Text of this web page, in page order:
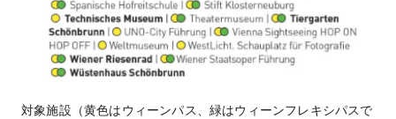
対象施設（黄色はウィーンパス、緑はウィーンフレキシパスで